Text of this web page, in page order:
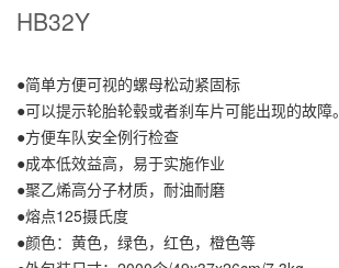
HB32Y
●简单方便可视的螺母松动紧固标
●可以提示轮胎轮毂或者刹车片可能出现的故障。
●方便车队安全例行检查
●成本低效益高，易于实施作业
●聚乙烯高分子材质，耐油耐磨
●熔点125摄氏度
●颜色：黄色，绿色，红色，橙色等